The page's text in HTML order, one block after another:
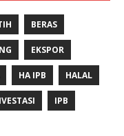
BERAS
EKSPOR
HA IPB HALAL
IPB